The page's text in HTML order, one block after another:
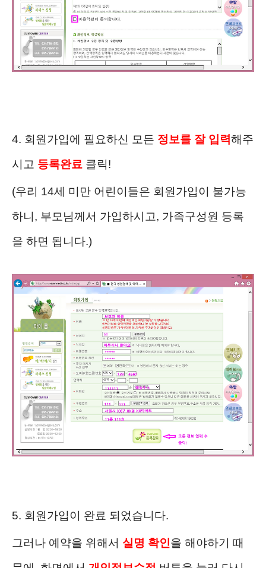
4. 회원가입에 필요하신 모든 정보를 잘 입력해주
시고 등록완료 클릭!
(우리 14세 미만 어린이들은 회원가입이 불가능
하니, 부모님께서 가입하시고, 가족구성원 등록
을 하면 됩니다.)
5. 회원가입이 완료 되었습니다.
그러나 예약을 위해서 실명 확인을 해야하기 때